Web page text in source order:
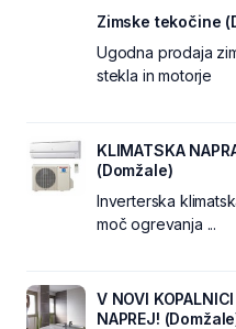
Zimske tekočine
Ugodna prodaja
stekla in motorje
KLIMATSKA
(Domžale)
Inverterska
moč ogrevanja ...
V NOVI
NAPREJ!